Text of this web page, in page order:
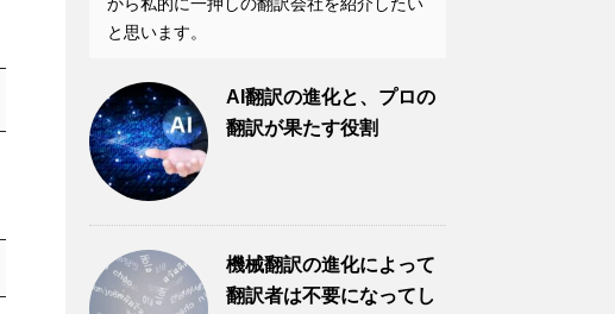
と思います。
AI翻訳の進化と、プロの
翻訳が果たす役割
機械翻訳の進化によって
翻訳者は不要になってし